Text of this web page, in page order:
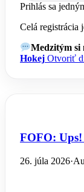
Prihlás sa
Celá registrácia
Medzitým si
Hokej Otvoriť
FOFO:
26. júla 2026·